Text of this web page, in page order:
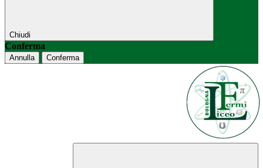
Chiudi
Conferma
Annulla Conferma